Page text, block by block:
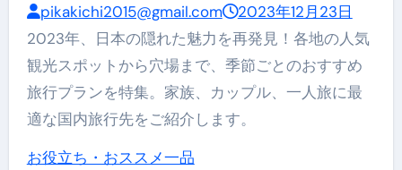
pikakichi2015@gmail.com
2023年12月23日
2023年、日本の隠れた魅力を再発見！各地の人気
観光スポットから穴場まで、季節ごとのおすすめ
旅行プランを特集。家族、カップル、一人旅に最
適な国内旅行先をご紹介します。
お役立ち・おススメ一品